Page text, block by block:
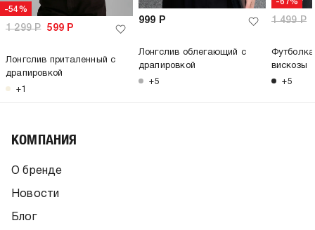
-54%
1 299Р 599 Р
Лонгслив приталенный с
драпировкой
+1
999 Р
Лонгслив облегающий с
драпировкой
+5
-67%
1 499Р
вискозы
+5
КОМПАНИЯ
О бренде
Новости
Блог